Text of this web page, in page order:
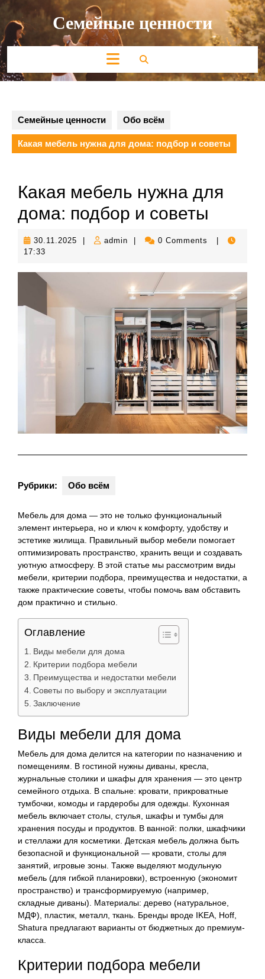
Перейти
содержимому Семейные ценности
Кнопка
Открыть
Семейные ценности Обо всём
Какая мебель нужна для дома: подбор и советы
Какая мебель нужна для
дома: подбор и советы
30.11.2025 30.11.2025
admin admin 0 Comments
17:33
Рубрики: Обо всём
Мебель для дома — это не только функциональный
элемент интерьера, но и ключ к комфорту, удобству и
эстетике жилища. Правильный выбор мебели помогает
оптимизировать пространство, хранить вещи и создавать
уютную атмосферу. В этой статье мы рассмотрим виды
мебели, критерии подбора, преимущества и недостатки, а
также практические советы, чтобы помочь вам обставить
дом практично и стильно.
Оглавление
Виды мебели для дома
Критерии подбора мебели
Преимущества и недостатки мебели
Советы по выбору и эксплуатации
Заключение
Виды мебели для дома
Мебель для дома делится на категории по назначению и
помещениям. В гостиной нужны диваны, кресла,
журнальные столики и шкафы для хранения — это центр
семейного отдыха. В спальне: кровати, прикроватные
тумбочки, комоды и гардеробы для одежды. Кухонная
мебель включает столы, стулья, шкафы и тумбы для
хранения посуды и продуктов. В ванной: полки, шкафчики
и стеллажи для косметики. Детская мебель должна быть
безопасной и функциональной — кровати, столы для
занятий, игровые зоны. Также выделяют модульную
мебель (для гибкой планировки), встроенную (экономит
пространство) и трансформируемую (например,
складные диваны). Материалы: дерево (натуральное,
МДФ), пластик, металл, ткань. Бренды вроде IKEA, Hoff,
Shatura предлагают варианты от бюджетных до премиум-
класса.
Критерии подбора мебели